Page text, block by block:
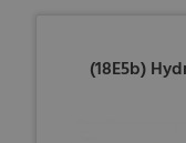
(18E5b)